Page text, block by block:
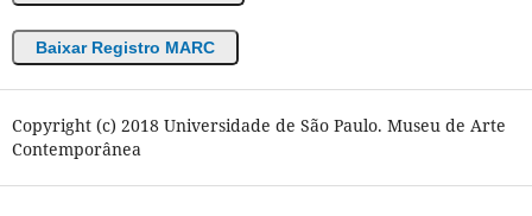
Baixar Registro MARC
Copyright (c) 2018 Universidade de São Paulo. Museu de Arte
Contemporânea